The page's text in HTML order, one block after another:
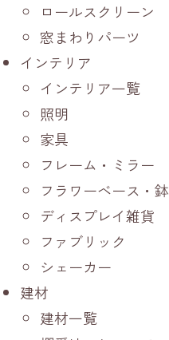
ロールスクリーン
窓まわりパーツ
インテリア
インテリア一覧
照明
家具
フレーム・ミラー
フラワーベース・鉢
ディスプレイ雑貨
ファブリック
シェーカー
建材
建材一覧